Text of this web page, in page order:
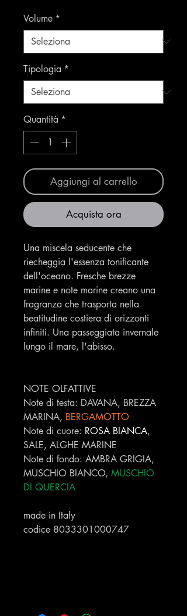
Volume *
Tipologia *
Quantità *
Aggiungi al carrello
Acquista ora
Una miscela seducente che
riecheggia l'essenza tonificante
dell'oceano. Fresche brezze
marine e note marine creano una
fragranza che trasporta nella
beatitudine costiera di orizzonti
infiniti. Una passeggiata invernale
lungo il mare, l'abisso.
NOTE OLFATTIVE
Note di testa: DAVANA, BREZZA
MARINA, BERGAMOTTO
Note di cuore: ROSA BIANCA,
SALE, ALGHE MARINE
Note di fondo: AMBRA GRIGIA,
MUSCHIO BIANCO, MUSCHIO
DI QUERCIA
made in Italy
codice 8033301000747